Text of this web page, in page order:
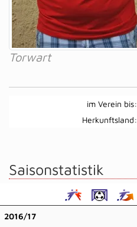
Torwart
im Verein bis:
Herkunftsland:
Saisonstatistik
2016/17